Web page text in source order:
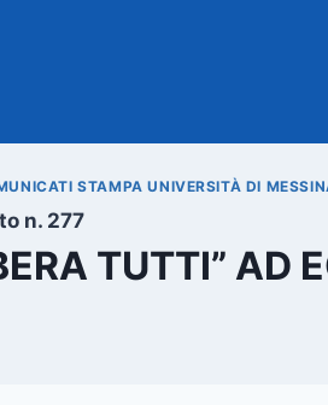
STAMPA UNIVERSITÀ DI
n. 277
TUTTI” AD